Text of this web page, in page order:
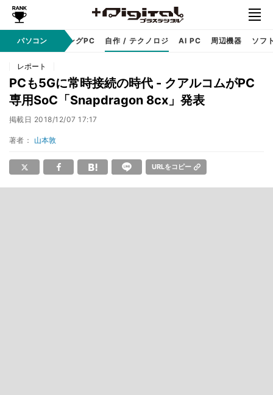
パソコン
PC本体 ゲーミングPC 自作 / テクノロジ AI PC 周辺機器 ソフ
レポート
PCも5Gに常時接続の時代 - クアルコムがPC
専用SoC「Snapdragon 8cx」発表
掲載日 2018/12/07 17:17
著者： 山本敦
URLをコピー